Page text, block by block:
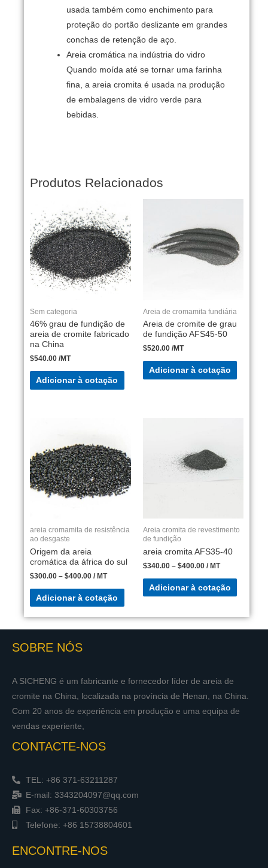
usada também como enchimento para
proteção do portão deslizante em grandes
conchas de retenção de aço.
Areia cromática na indústria do vidro
Quando moída até se tornar uma farinha
fina, a areia cromita é usada na produção
de embalagens de vidro verde para
bebidas.
Produtos Relacionados
Sem categoria
46% grau de fundição de
areia de cromite fabricado
na China
$540.00 /MT
Adicionar à cotação
Areia de cromamita fundiária
Areia de cromite de grau
de fundição AFS45-50
$520.00/MT
Adicionar à cotação
areia cromamita de resistência
ao desgaste
Origem da areia
cromática da áfrica do sul
$300.00 – $400.00 / MT
Adicionar à cotação
Areia cromita de revestimento
de fundição
areia cromita AFS35-40
$340.00– $400.00/ MT
Adicionar à cotação
SOBRE NÓS
A SICHENG é um fabricante e fornecedor líder de areia de
cromite na China, localizada na província de Henan, na China.
Com 20 anos de experiência em produção e uma equipa de
vendas experiente,
CONTACTE-NOS
TEL: +86 371-63211287
E-mail: 3343204097@qq.com
Fax: +86-371-60303756
Telefone: +86 15738804601
ENCONTRE-NOS